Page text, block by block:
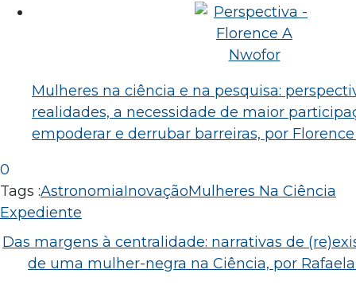
Mulheres na ciência e na pesquisa:
realidades, a necessidade de maior
empoderar e derrubar barreiras, por
0
Tags :AstronomiaInovaçãoMulheres Na Ciência
Navegação
de
Post
Expediente
Das margens à centralidade: narrativas de
de uma mulher-negra na Ciência, por